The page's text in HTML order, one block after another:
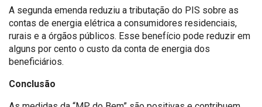
A segunda emenda reduziu a tributação do PIS sobre as
contas de energia elétrica a consumidores residenciais,
rurais e a órgãos públicos. Esse benefício pode reduzir em
alguns por cento o custo da conta de energia dos
beneficiários.
Conclusão